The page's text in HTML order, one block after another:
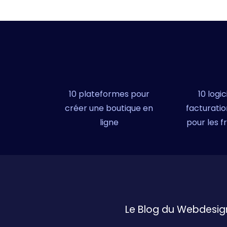
10 plateformes pour
créer une boutique en
ligne
10
pour les
Le Blog du